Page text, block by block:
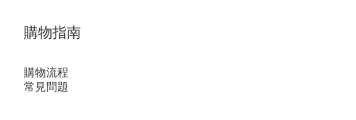
購物指南
購物流程
常見問題